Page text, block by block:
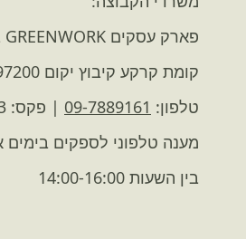
פארק עסקים GREENWORK בית שוויץ (בניין E)
קומת קרקע קיבוץ יקום 6097200
טלפון: 09-7889161 | פקס: 09-7798323
מענה טלפוני לספקים בימים
בין השעות 14:00-16:00